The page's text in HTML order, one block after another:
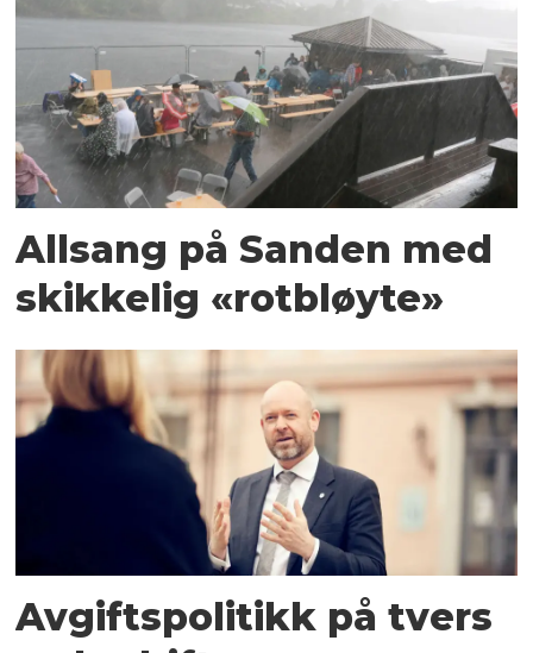
Allsang på Sanden med
skikkelig «rotbløyte»
Avgiftspolitikk på tvers